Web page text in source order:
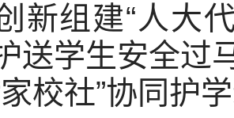
新组建“人大
送学生安全过
校社”协同护